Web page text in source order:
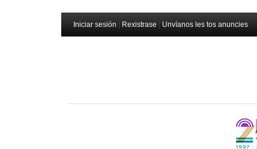
Iniciar sesión Rexistrase Unvíanos les tos anuncies